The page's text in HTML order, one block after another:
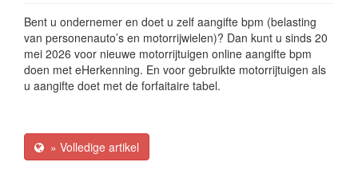
Bent u ondernemer en doet u zelf aangifte bpm (belasting
van personenauto’s en motorrijwielen)? Dan kunt u sinds 20
mei 2026 voor nieuwe motorrijtuigen online aangifte bpm
doen met eHerkenning. En voor gebruikte motorrijtuigen als
u aangifte doet met de forfaitaire tabel.
» Volledige artikel